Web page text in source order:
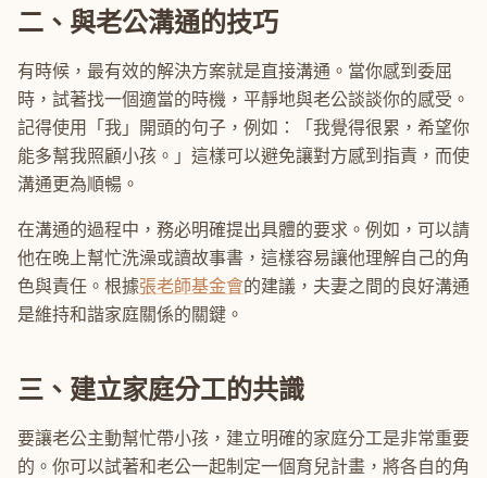
二、與老公溝通的技巧
有時候，最有效的解決方案就是直接溝通。當你感到委屈
時，試著找一個適當的時機，平靜地與老公談談你的感受。
記得使用「我」開頭的句子，例如：「我覺得很累，希望你
能多幫我照顧小孩。」這樣可以避免讓對方感到指責，而使
溝通更為順暢。
在溝通的過程中，務必明確提出具體的要求。例如，可以請
他在晚上幫忙洗澡或讀故事書，這樣容易讓他理解自己的角
色與責任。根據張老師基金會的建議，夫妻之間的良好溝通
是維持和諧家庭關係的關鍵。
三、建立家庭分工的共識
要讓老公主動幫忙帶小孩，建立明確的家庭分工是非常重要
的。你可以試著和老公一起制定一個育兒計畫，將各自的角